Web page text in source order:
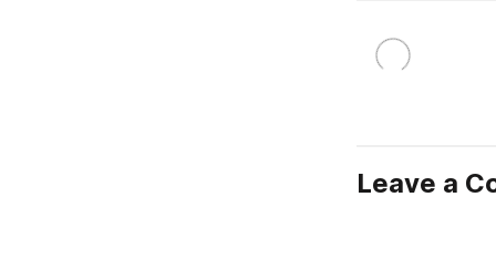
Leave a